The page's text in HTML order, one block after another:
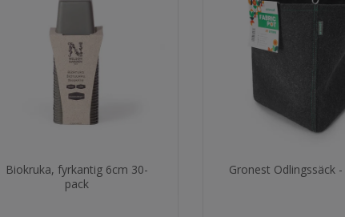
Biokruka, fyrkantig 6cm 30-
pack
Gronest Odlingssäck